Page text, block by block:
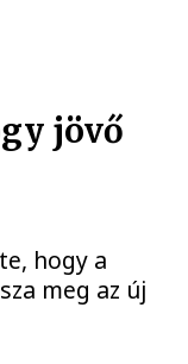
jövő
hogy a
meg az új